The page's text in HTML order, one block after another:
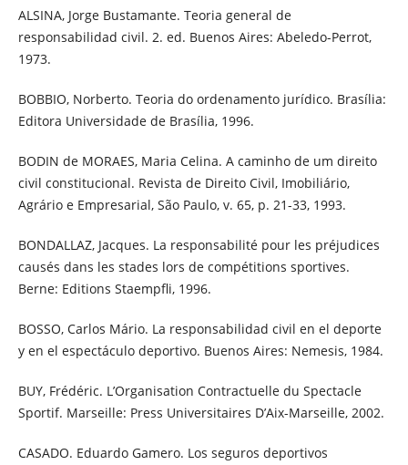
ALSINA, Jorge Bustamante. Teoria general de
responsabilidad civil. 2. ed. Buenos Aires: Abeledo-Perrot,
1973.
BOBBIO, Norberto. Teoria do ordenamento jurídico. Brasília:
Editora Universidade de Brasília, 1996.
BODIN de MORAES, Maria Celina. A caminho de um direito
civil constitucional. Revista de Direito Civil, Imobiliário,
Agrário e Empresarial, São Paulo, v. 65, p. 21-33, 1993.
BONDALLAZ, Jacques. La responsabilité pour les préjudices
causés dans les stades lors de compétitions sportives.
Berne: Editions Staempfli, 1996.
BOSSO, Carlos Mário. La responsabilidad civil en el deporte
y en el espectáculo deportivo. Buenos Aires: Nemesis, 1984.
BUY, Frédéric. L’Organisation Contractuelle du Spectacle
Sportif. Marseille: Press Universitaires D’Aix-Marseille, 2002.
CASADO. Eduardo Gamero. Los seguros deportivos